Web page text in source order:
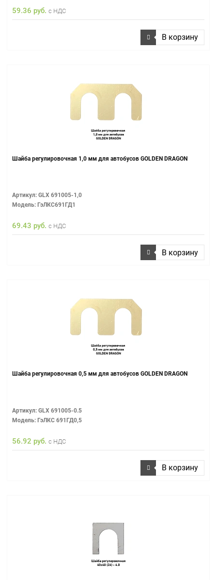
59.36 руб. с НДС
В корзину
Шайба регулировочная 1,0 мм для автобусов GOLDEN DRAGON
Артикул: GLX 691005-1,0
Модель: ГэЛКС691ГД1
69.43 руб. с НДС
В корзину
Шайба регулировочная 0,5 мм для автобусов GOLDEN DRAGON
Артикул: GLX 691005-0.5
Модель: ГэЛКС 691ГД0,5
56.92 руб. с НДС
В корзину